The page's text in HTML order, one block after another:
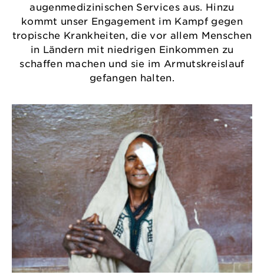
augenmedizinischen Services aus. Hinzu
kommt unser Engagement im Kampf gegen
tropische Krankheiten, die vor allem Menschen
in Ländern mit niedrigen Einkommen zu
schaffen machen und sie im Armutskreislauf
gefangen halten.